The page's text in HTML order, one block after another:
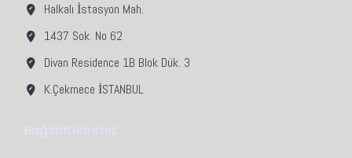
Halkalı İstasyon Mah.
1437 Sok. No 62
Divan Residence 1B Blok Dük. 3
K.Çekmece İSTANBUL
Bağlantılarımız